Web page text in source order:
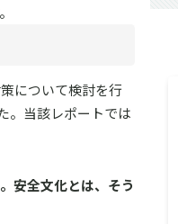
について検討を行
。当該レポートでは
安全文化とは、そう